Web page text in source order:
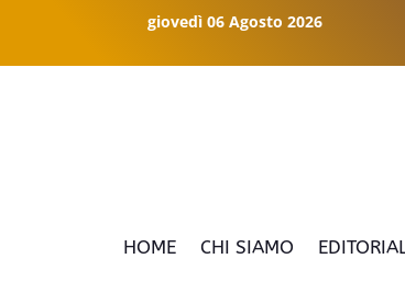
giovedì 06 Agosto 2026
HOME CHI SIAMO